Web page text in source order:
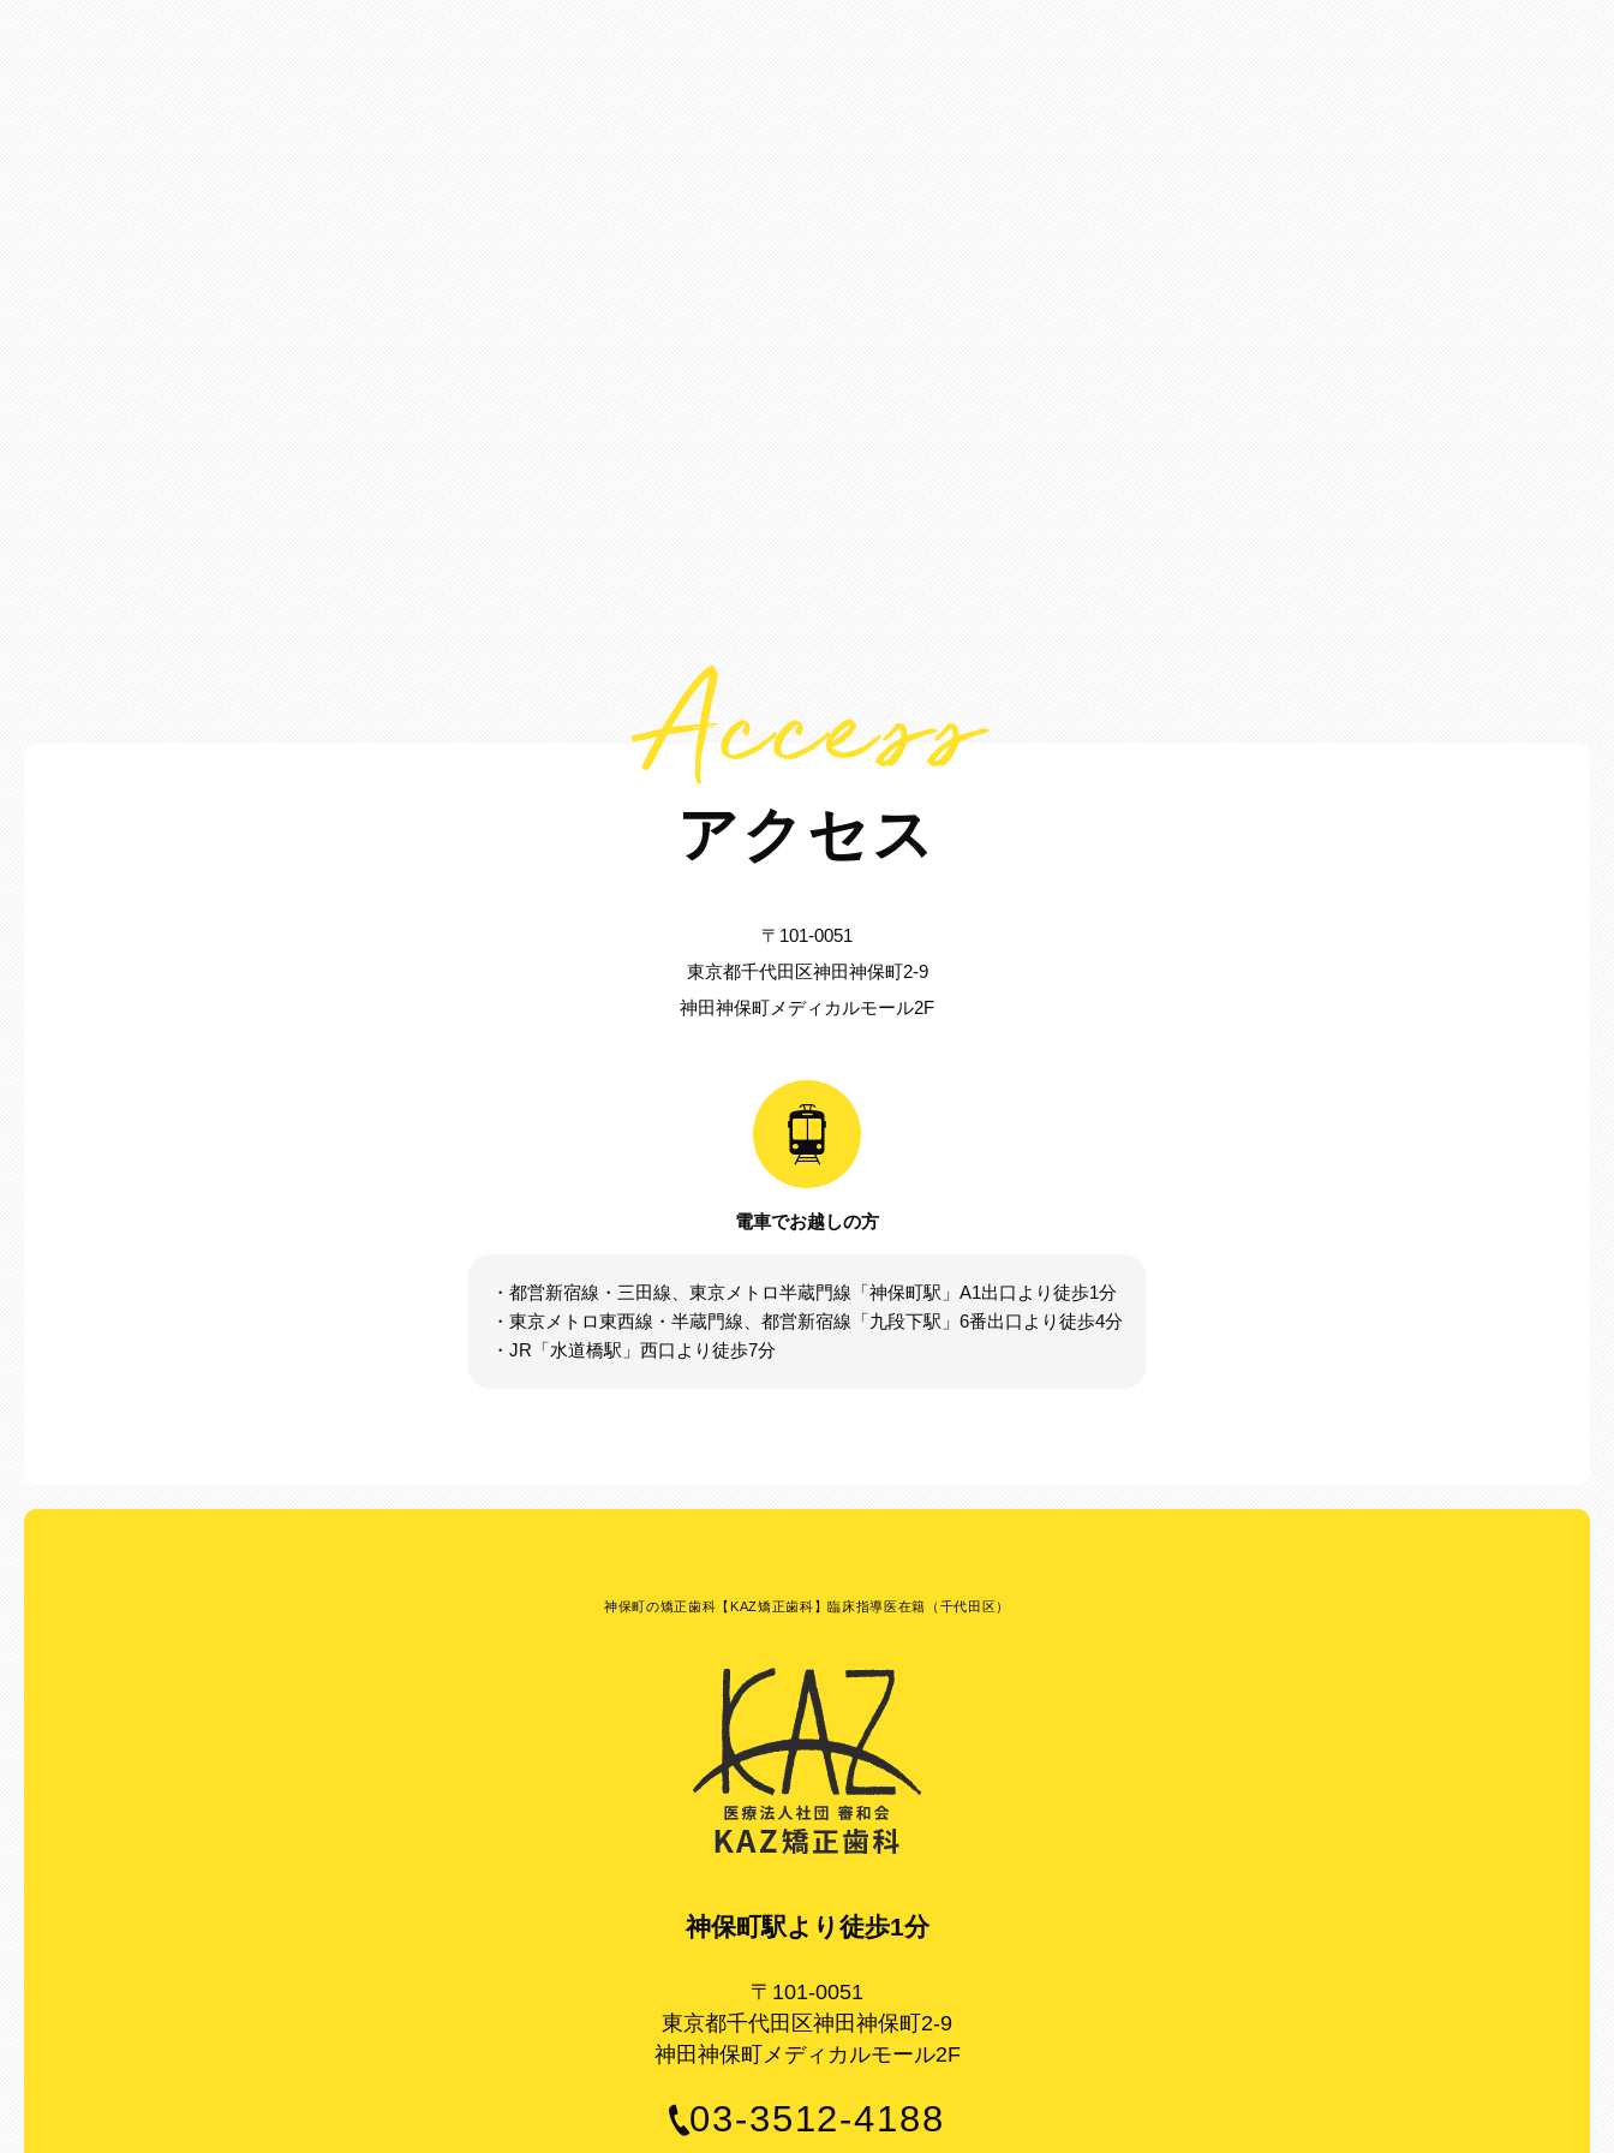
Access
アクセス
〒101-0051
東京都千代田区神田神保町2-9
神田神保町メディカルモール2F
電車でお越しの方
・都営新宿線・三田線、東京メトロ半蔵門線「神保町駅」A1出口より徒歩1分
・東京メトロ東西線・半蔵門線、都営新宿線「九段下駅」6番出口より徒歩4分
・JR「水道橋駅」西口より徒歩7分
神保町の矯正歯科【KAZ矯正歯科】臨床指導医在籍（千代田区）
神保町駅より徒歩1分
〒101-0051
東京都千代田区神田神保町2-9
神田神保町メディカルモール2F
03-3512-4188